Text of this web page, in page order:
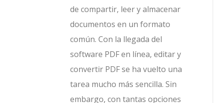
de compartir, leer y almacenar
documentos en un formato
común. Con la llegada del
software PDF en línea, editar y
convertir PDF se ha vuelto una
tarea mucho más sencilla. Sin
embargo, con tantas opciones